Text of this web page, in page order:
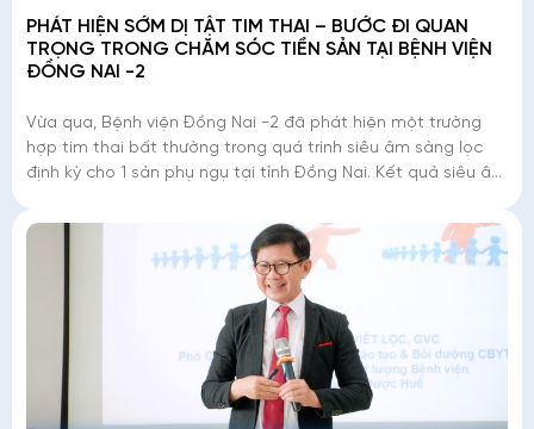
PHÁT HIỆN SỚM DỊ TẬT TIM THAI – BƯỚC ĐI QUAN
TRỌNG TRONG CHĂM SÓC TIỀN SẢN TẠI BỆNH VIỆN
ĐỒNG NAI -2
Vừa qua, Bệnh viện Đồng Nai -2 đã phát hiện một trường
hợp tim thai bất thường trong quá trình siêu âm sàng lọc
định kỳ cho 1 sản phụ ngụ tại tỉnh Đồng Nai. Kết quả siêu âm